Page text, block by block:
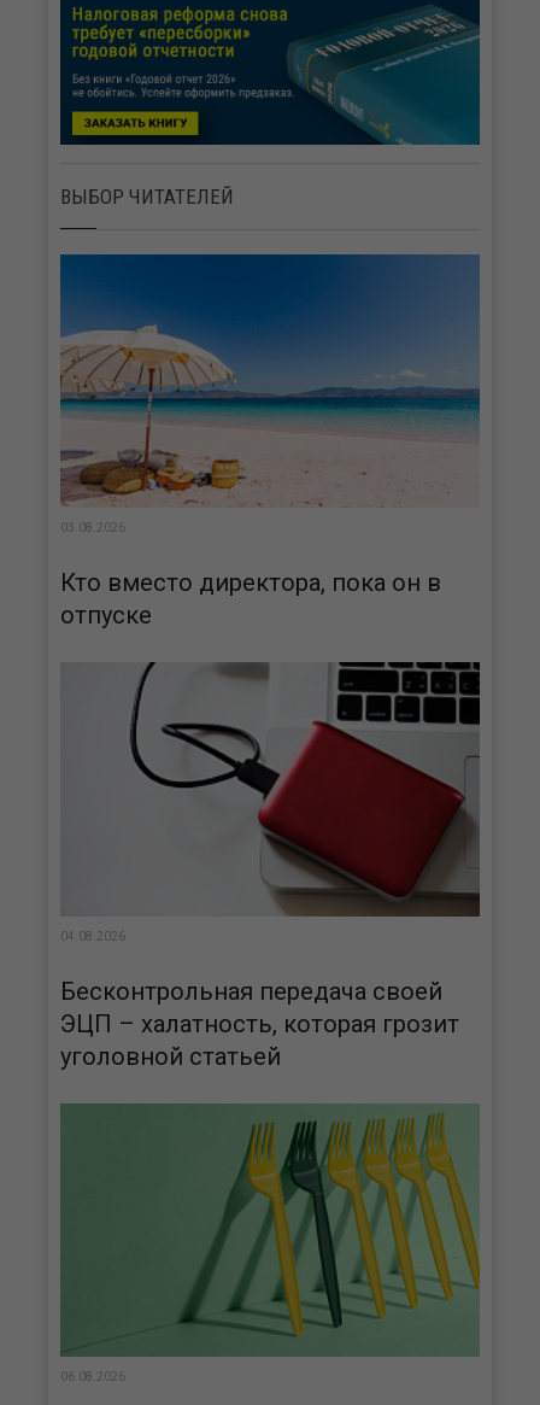
ВЫБОР ЧИТАТЕЛЕЙ
03.08.2026
Кто вместо директора, пока он в
отпуске
04.08.2026
Бесконтрольная передача своей
ЭЦП – халатность, которая грозит
уголовной статьей
06.08.2026